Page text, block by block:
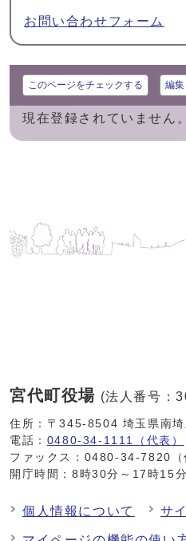
お問い合わせフォーム
このページをチェックする 編集
現在登録されていません。
宮代町役場 (法人番号：
住所：〒345-8504 埼玉県南
電話： 0480-34-1111（代表）
ファックス：0480-34-7820（
開庁時間：8時30分～17時15分
個人情報について サ